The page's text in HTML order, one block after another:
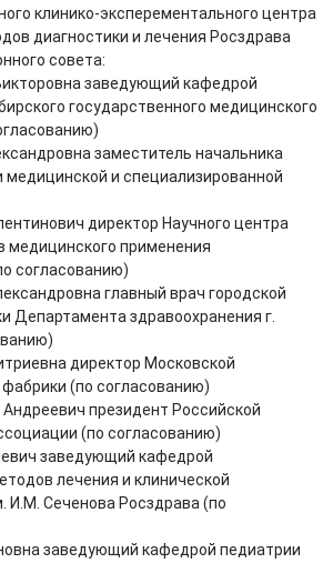
клинико-эксперементального центра
диагностики и лечения Росздрава
совета:
заведующий кафедрой
государственного медицинского
заместитель начальника
медицинской и специализированной
директор Научного центра
медицинского применения
согласованию)
главный врач городской
Департамента здравоохранения г.
директор Московской
(по согласованию)
президент Российской
(по согласованию)
заведующий кафедрой
лечения и клинической
Сеченова Росздрава (по
заведующий кафедрой педиатрии